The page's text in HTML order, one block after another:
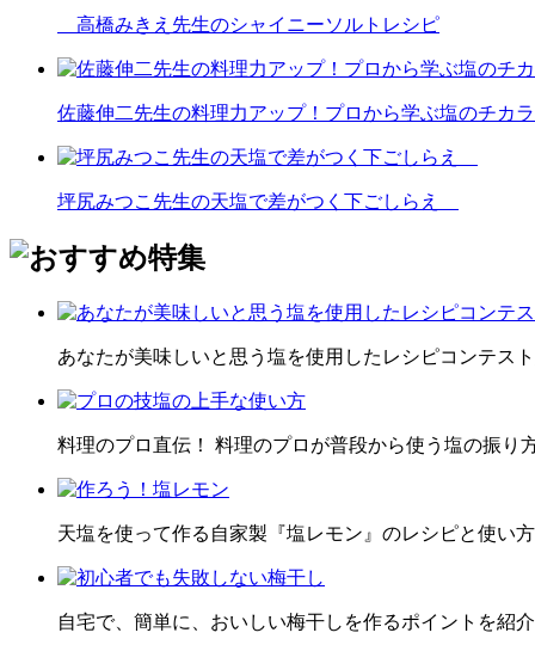
高橋みきえ先生のシャイニーソルトレシピ
佐藤伸二先生の料理力アップ！プロから学ぶ塩のチカラ
坪尻みつこ先生の天塩で差がつく下ごしらえ
あなたが美味しいと思う塩を使用したレシピコンテス
料理のプロ直伝！ 料理のプロが普段から使う塩の振り
天塩を使って作る自家製『塩レモン』のレシピと使い
自宅で、簡単に、おいしい梅干しを作るポイントを紹